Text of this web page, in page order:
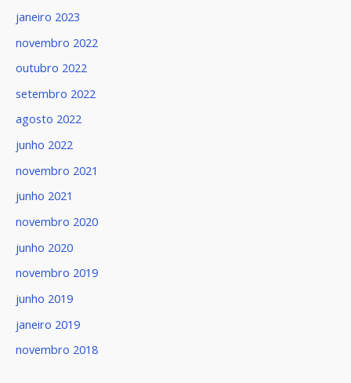
janeiro 2023
novembro 2022
outubro 2022
setembro 2022
agosto 2022
junho 2022
novembro 2021
junho 2021
novembro 2020
junho 2020
novembro 2019
junho 2019
janeiro 2019
novembro 2018